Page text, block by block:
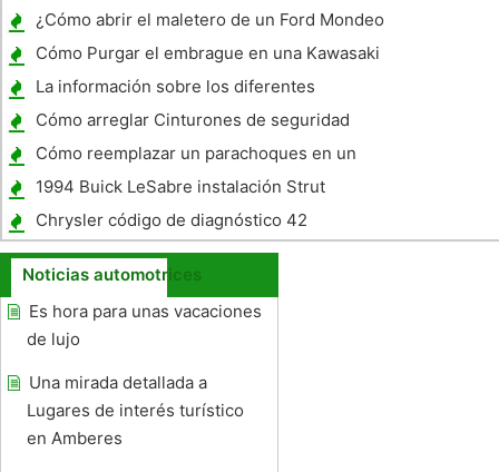
traseros
¿Cómo abrir el maletero de un Ford Mondeo
1997 sin una llave ?
Cómo Purgar el embrague en una Kawasaki
Ninja 94
La información sobre los diferentes
modelos de la 1969 Chevy Camaro
Cómo arreglar Cinturones de seguridad
Twisted
Cómo reemplazar un parachoques en un
remolque Pop-Up
1994 Buick LeSabre instalación Strut
Chrysler código de diagnóstico 42
Noticias automotrices
Es hora para unas vacaciones
de lujo
Una mirada detallada a
Lugares de interés turístico
en Amberes